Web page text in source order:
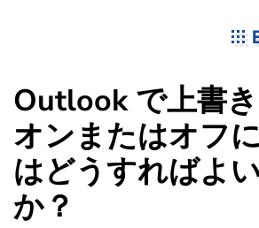
Outlook で上書
オンまたはオフ
はどうすればよ
か？